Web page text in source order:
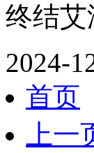
终结艾
2024-
首页
上一